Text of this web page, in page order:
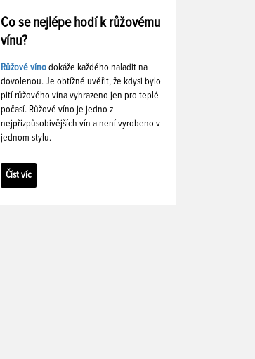
Co se nejlépe hodí k růžovému
vínu?
Růžové víno dokáže každého naladit na
dovolenou. Je obtížné uvěřit, že kdysi bylo
pití růžového vína vyhrazeno jen pro teplé
počasí. Růžové víno je jedno z
nejpřizpůsobivějších vín a není vyrobeno v
jednom stylu.
Číst víc